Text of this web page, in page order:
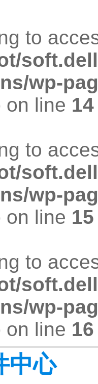
to
wp-
on line 14
to
wp-
on line 15
to
wp-
on line 16
中心